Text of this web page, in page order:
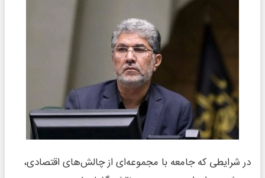
در شرایطی که جامعه با مجموعه‌ای از چالش‌های اقتصادی،